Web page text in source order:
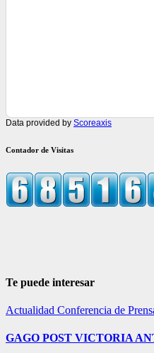
Data provided by Scoreaxis
Contador de Visitas
Te puede interesar
Actualidad Conferencia de
GAGO POST VICTORIA